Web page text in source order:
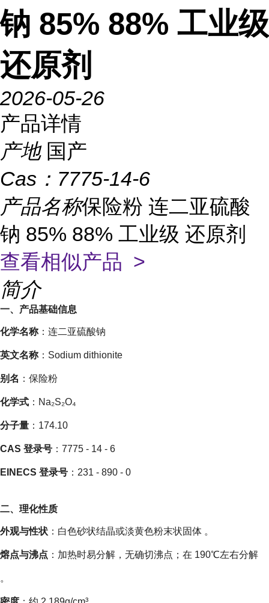
钠 85% 88% 工业级
还原剂
2026-05-26
产品详情
产地 国产
Cas： 7775-14-6
产品名称保险粉 连二亚硫酸
钠 85% 88% 工业级 还原剂
查看相似产品 >
简介
一、产品基础信息
化学名称：连二亚硫酸钠
英文名称：Sodium dithionite
别名 ：保险粉
化学式 ：Na₂S₂O₄
分子量 ：174.10
CAS 登录号 ：7775 - 14 - 6
EINECS 登录号 ：231 - 890 - 0
二、理化性质
外观与性状 ：白色砂状结晶或淡黄色粉末状固体 。
熔点与沸点 ：加热时易分解，无确切沸点；在 190℃左右分解
。